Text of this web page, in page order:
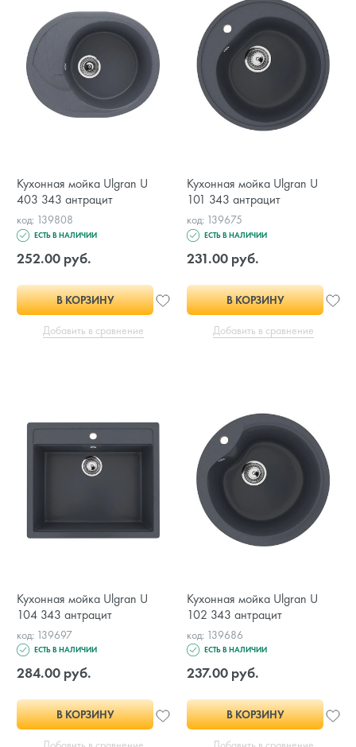
Кухонная мойка Ulgran U
403 343 антрацит
код: 139808
ЕСТЬ В НАЛИЧИИ
252.00 руб.
В КОРЗИНУ
Добавить в сравнение
Кухонная мойка Ulgran U
101 343 антрацит
код: 139675
ЕСТЬ В НАЛИЧИИ
231.00 руб.
В КОРЗИНУ
Добавить в сравнение
Кухонная мойка Ulgran U
104 343 антрацит
код: 139697
ЕСТЬ В НАЛИЧИИ
284.00 руб.
В КОРЗИНУ
Кухонная мойка Ulgran U
102 343 антрацит
код: 139686
ЕСТЬ В НАЛИЧИИ
237.00 руб.
В КОРЗИНУ